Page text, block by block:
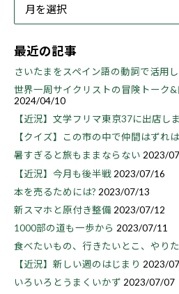
最近の記事
さいたまをスペイン語の動詞で活用
世界一周サイクリストの冒険トーク
2024/04/10
【近況】文学フリマ東京37に出店し
【クイズ】この市の中で仲間はずれ
暑すぎると旅もままならない 2023/
【近況】今月も後半戦 2023/07/16
本を売るためには? 2023/07/13
新スマホと原付き整備 2023/07/12
1000部の道も一歩から 2023/07/11
食べたいもの、行きたいとこ、やり
【近況】新しい週のはじまり 2023/
いろいろとうまくいかず 2023/07/07